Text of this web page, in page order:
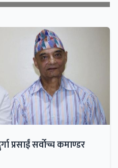
प्रसाईं सर्वोच्च कमाण्डर